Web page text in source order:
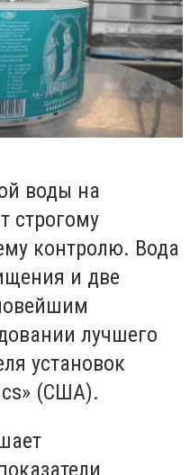
воды на
строгому
контролю. Вода
и две
лучшего
установок
(США).